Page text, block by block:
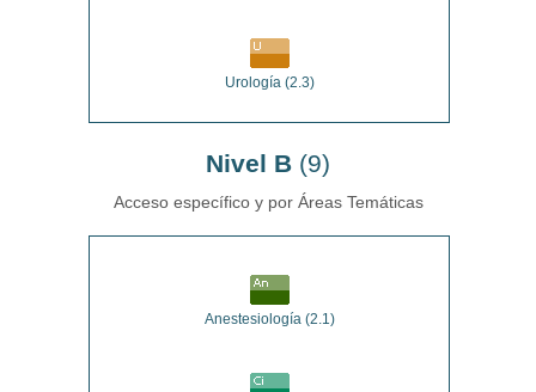
Urología (2.3)
Nivel B (9)
Acceso específico y por Áreas Temáticas
Anestesiología (2.1)